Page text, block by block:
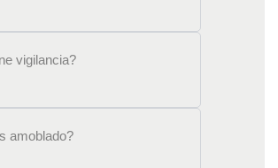
vigilancia?
amoblado?